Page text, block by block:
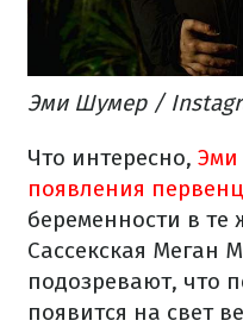
Эми Шумер /
Что интересно,
появления
беременности в те
Сассекская Меган
подозревают, что
появится на свет